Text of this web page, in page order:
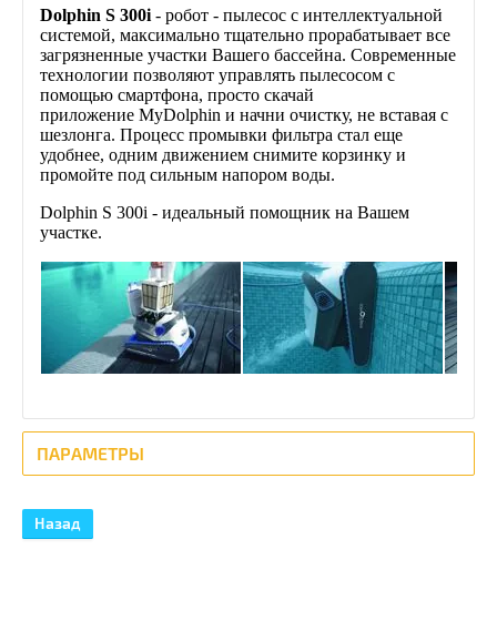
Dolphin S 300i - робот - пылесос с интеллектуальной
системой, максимально тщательно прорабатывает все
загрязненные участки Вашего бассейна. Современные
технологии позволяют управлять пылесосом с
помощью смартфона, просто скачай
приложение MyDolphin и начни очистку, не вставая с
шезлонга. Процесс промывки фильтра стал еще
удобнее, одним движением снимите корзинку и
промойте под сильным напором воды.
Dolphin S 300i - идеальный помощник на Вашем
участке.
ПАРАМЕТРЫ
Назад